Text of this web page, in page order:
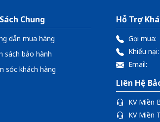
Chung
dẫn mua hàng
sách bảo hành
sóc khách hàng
Hỗ Trợ
Gọi mua:
Khiếu nại:
Email:
Liên Hệ
KV Miền
KV Miền